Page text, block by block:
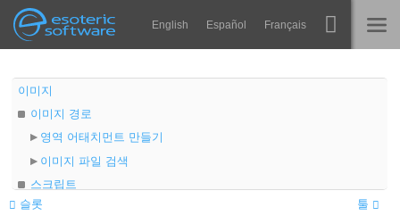
Esoteric Software
Navigation English Español Français
홈
블로그
포럼
Spine
런타임
Main Content
이미지
이미지 경로
영역 어태치먼트 만들기
이미지 파일 검색
스크립트
동영상
툴
슬롯